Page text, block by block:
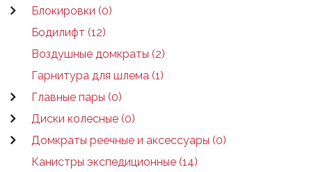
Блокировки (0)
Бодилифт (12)
Воздушные домкраты (2)
Гарнитура для шлема (1)
Главные пары (0)
Диски колесные (0)
Домкраты реечные и аксессуары (0)
Канистры экспедиционные (14)